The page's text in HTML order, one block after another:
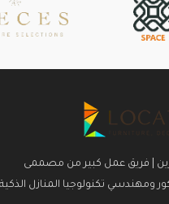
| فريق عمل كبير من مصممى
ومهندسي تكنولوجيا المنازل الذكية